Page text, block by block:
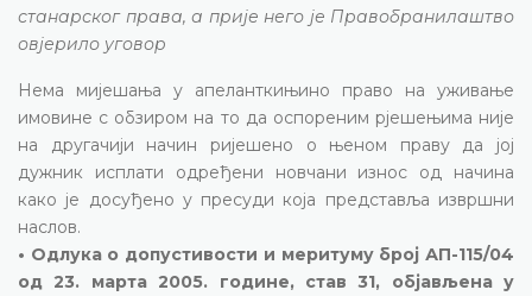
станарског права, а прије него је Правобранилаштво
овјерило уговор
Нема мијешања у апеланткињино право на уживање
имовине с обзиром на то да оспореним рјешењима није
на другачији начин ријешено о њеном праву да јој
дужник исплати одређени новчани износ од начина
како је досуђено у пресуди која представља извршни
наслов.
• Одлука о допустивости и меритуму број АП-115/04
од 23. марта 2005. године, став 31, објављена у